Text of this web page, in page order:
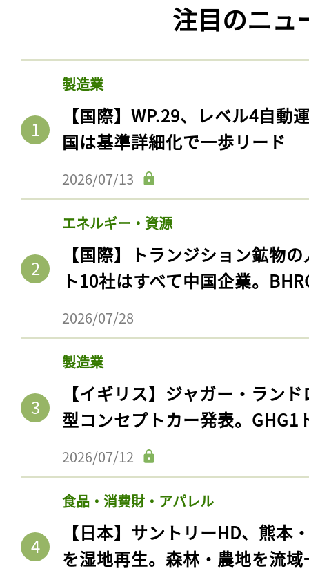
注目のニュ
製造業
【国際】WP.29、レベル4自動
国は基準詳細化で一歩リード
2026/07/13
エネルギー・資源
【国際】トランジション鉱物
ト10社はすべて中国企業。
2026/07/28
製造業
【イギリス】ジャガー・ラン
型コンセプトカー発表。GHG1
2026/07/12
食品・消費財・アパレル
【日本】サントリーHD、熊本
を湿地再生。森林・農地を流